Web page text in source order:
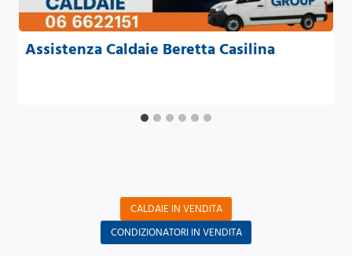
Assistenza Caldaie Beretta Casilina
CALDAIE IN VENDITA
CONDIZIONATORI IN VENDITA